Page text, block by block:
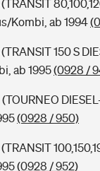
Kombi, ab 1994
150 S
ab 1995(0928 /
(0928 / 950)
(0928 / 952)